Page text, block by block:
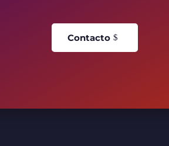
Contacto